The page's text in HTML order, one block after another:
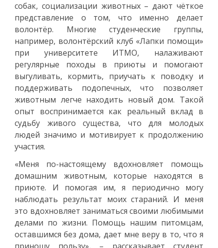
собак, социализации животных – дают чёткое
представление о том, что именно делает
волонтёр. Многие студенческие группы,
например, волонтёрский клуб «Лапки помощи»
при университете ИТМО, налаживают
регулярные походы в приюты и помогают
выгуливать, кормить, приучать к поводку и
поддерживать подопечных, что позволяет
животным легче находить новый дом. Такой
опыт воспринимается как реальный вклад в
судьбу живого существа, что для молодых
людей значимо и мотивирует к продолжению
участия.
«Меня по-настоящему вдохновляет помощь
домашним животным, которые находятся в
приюте. И помогая им, я периодично могу
наблюдать результат моих стараний. И меня
это вдохновляет заниматься своими любимыми
делами по жизни. Помощь нашим питомцам,
оставшимся без дома, дает мне веру в то, что я